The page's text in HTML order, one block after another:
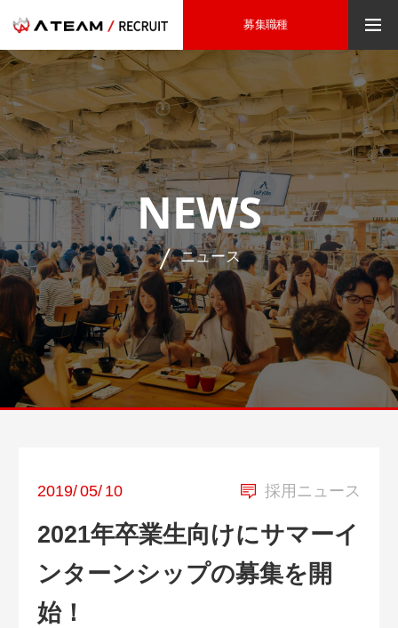
募集職種
NEWS
ニュース
採用ニュース
2019/05/ 10
2021年卒業生向けにサマーイ
ンターンシップの募集を開
始！